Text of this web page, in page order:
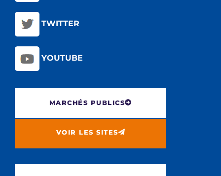
TWITTER
YOUTUBE
MARCHÉS PUBLICS
VOIR LES SITES